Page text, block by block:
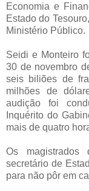
Economia e
Estado do
Ministério Público.
Seidi e Monteiro
30 de novembro
seis biliões de
milhões de
audição foi
Inquérito do
mais de quatro
Os
secretário de
para não pôr em